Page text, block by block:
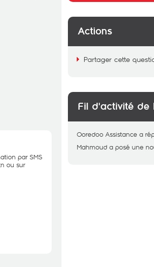
par SMS
ou sur
Actions
Partager cette
Fil d'activité de
Ooredoo Assistance a
Mahmoud a posé une